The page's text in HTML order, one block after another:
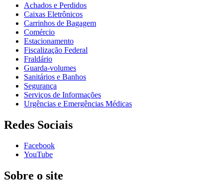
Achados e Perdidos
Caixas Eletrônicos
Carrinhos de Bagagem
Comércio
Estacionamento
Fiscalização Federal
Fraldário
Guarda-volumes
Sanitários e Banhos
Segurança
Serviços de Informações
Urgências e Emergências Médicas
Redes Sociais
Facebook
YouTube
Sobre o site